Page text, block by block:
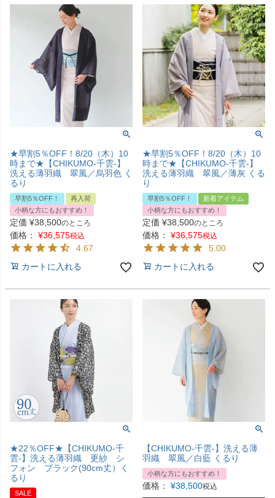
★早割5％OFF！8/20（木）10
時まで★【CHIKUMO-千雲-】
洗える薄羽織 翠風／烏羽色 く
るり
早割5％OFF！
再入荷
小柄な方にもおすすめ！
定価 ¥38,500のところ
価格： ¥36,575税込
4.67
カートに入れる
★早割5％OFF！8/20（木）10
時まで★【CHIKUMO-千雲-】
洗える薄羽織 翠風／薄灰 くる
り
早割5％OFF！
新着アイテム
小柄な方にもおすすめ！
定価 ¥38,500のところ
価格： ¥36,575税込
5.00
カートに入れる
★22％OFF★【CHIKUMO-千
雲-】洗える薄羽織 更紗 シ
フォン ブラック(90cm丈）く
るり
SALE
【CHIKUMO-千雲-】洗える薄
羽織 翠風／白藍 くるり
小柄な方にもおすすめ！
価格： ¥38,500税込